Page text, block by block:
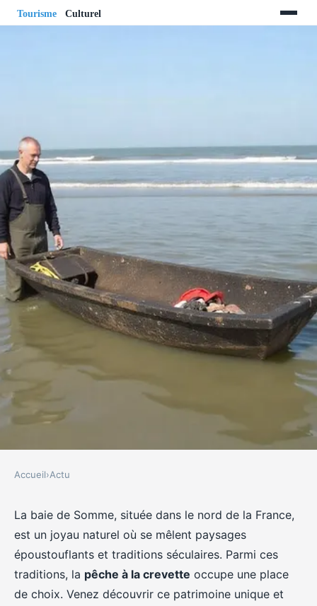
Comment découvrir les
traditions de la pêche à la
crevette en baie de Somme,
France ?
Accueil›Actu
La baie de Somme, située dans le nord de la France,
est un joyau naturel où se mêlent paysages
époustouflants et traditions séculaires. Parmi ces
traditions, la pêche à la crevette occupe une place
de choix. Venez découvrir ce patrimoine unique et